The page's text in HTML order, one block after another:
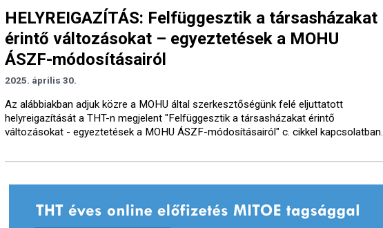
HELYREIGAZÍTÁS: Felfüggesztik a társasházakat
érintő változásokat – egyeztetések a MOHU
ÁSZF-módosításairól
2025. április 30.
Az alábbiakban adjuk közre a MOHU által szerkesztőségünk felé eljuttatott
helyreigazítását a THT-n megjelent "Felfüggesztik a társasházakat érintő
változásokat - egyeztetések a MOHU ÁSZF-módosításairól" c. cikkel kapcsolatban.